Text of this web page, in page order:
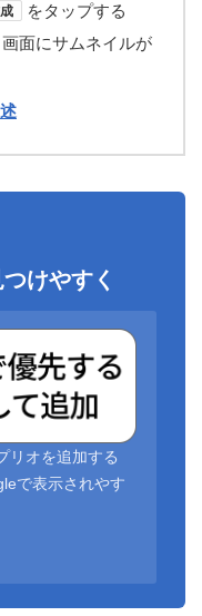
をタップする
面にサムネイルが
けやすく
リオを追加する
で表示されやす